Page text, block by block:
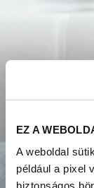
EZ A
A weboldal
például a pixel
biztonságos